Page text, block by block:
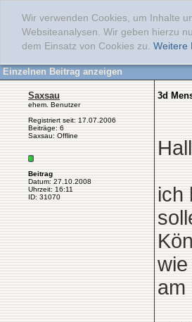
Wir verwenden Cookies, um Inhalte
Websiteanalysen. Wir geben hierzu
dem Einsatz von Cookies zu. Weitere
Einzelnen Beitrag anzeigen
Saxsau
ehem. Benutzer
Registriert seit: 17.07.2006
Beiträge: 6
Saxsau: Offline
Beitrag
Datum: 27.10.2008
Uhrzeit: 16:11
ID: 31070
3d
ich
am